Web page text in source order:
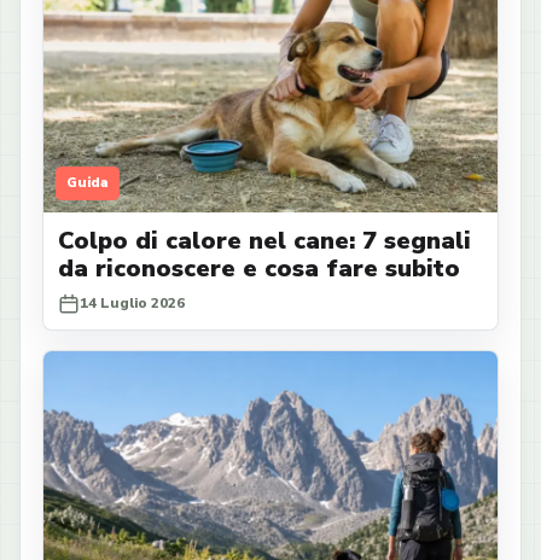
Guida
Colpo di calore nel cane: 7 segnali
da riconoscere e cosa fare subito
14 Luglio 2026